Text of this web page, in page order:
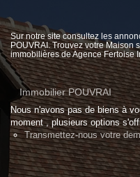
Sur notre site consultez les
POUVRAI. Trouvez votre Maison
immobilières de Agence Fertoise
Immobilier POUVRAI
Nous n'avons pas de biens à
moment , plusieurs options
Transmettez-nous votre